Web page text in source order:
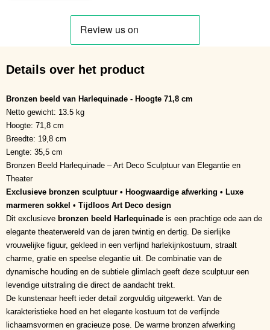
Details over het product
Bronzen beeld van Harlequinade - Hoogte 71,8 cm
Netto gewicht: 13.5 kg
Hoogte: 71,8 cm
Breedte: 19,8 cm
Lengte: 35,5 cm
Bronzen Beeld Harlequinade – Art Deco Sculptuur van Elegantie en
Theater
Exclusieve bronzen sculptuur • Hoogwaardige afwerking • Luxe
marmeren sokkel • Tijdloos Art Deco design
Dit exclusieve bronzen beeld Harlequinade is een prachtige ode aan de
elegante theaterwereld van de jaren twintig en dertig. De sierlijke
vrouwelijke figuur, gekleed in een verfijnd harlekijnkostuum, straalt
charme, gratie en speelse elegantie uit. De combinatie van de
dynamische houding en de subtiele glimlach geeft deze sculptuur een
levendige uitstraling die direct de aandacht trekt.
De kunstenaar heeft ieder detail zorgvuldig uitgewerkt. Van de
karakteristieke hoed en het elegante kostuum tot de verfijnde
lichaamsvormen en gracieuze pose. De warme bronzen afwerking